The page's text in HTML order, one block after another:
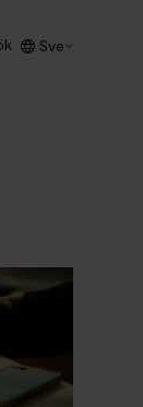
Sve